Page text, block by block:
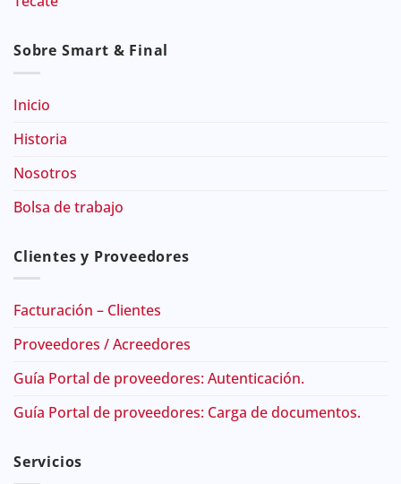
Sobre Smart & Final
Inicio
Historia
Nosotros
Bolsa de trabajo
Clientes y Proveedores
Facturación – Clientes
Proveedores / Acreedores
Guía Portal de proveedores: Autenticación.
Guía Portal de proveedores: Carga de documentos.
Servicios